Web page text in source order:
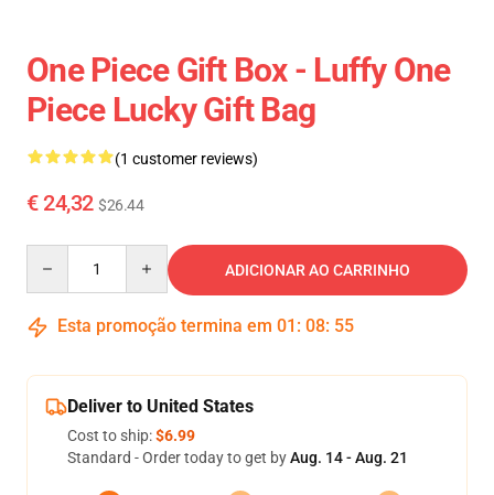
One Piece Gift Box - Luffy One
Piece Lucky Gift Bag
(1 customer reviews)
€ 24,32 $26.44
ADICIONAR AO CARRINHO
Esta promoção termina em 01 : 08: 55
Deliver to United States
Cost to ship:$6.99
Standard - Order today to get byAug. 14 - Aug. 21